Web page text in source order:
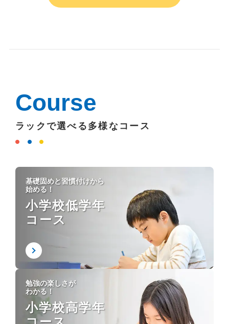
Course
ラックで選べる多様なコース
基礎固めと習慣付けから
始める！
小学校低学年
コース
勉強の楽しさが
わかる！
小学校高学年